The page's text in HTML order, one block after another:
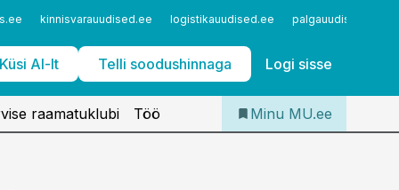
kinnisvarauudised.ee logistikauudised.ee palgauudised.ee
Küsi AI-lt Telli soodushinnaga Logi sisse
Iseteenindus
Telli Meditsiiniuudised
raamatuklubi Töö Minu MU.ee